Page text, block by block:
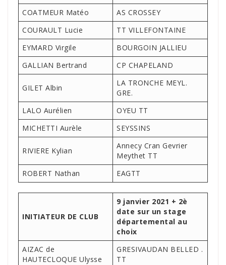
COATMEUR Matéo
AS CROSSEY
COURAULT Lucie
TT VILLEFONTAINE
EYMARD Virgile
BOURGOIN JALLIEU
GALLIAN Bertrand
CP CHAPELAND
GILET Albin
LA TRONCHE MEYL.
GRE.
LALO Aurélien
OYEU TT
MICHETTI Aurèle
SEYSSINS
RIVIERE Kylian
Annecy Cran Gevrier
Meythet TT
ROBERT Nathan
EAGTT
INITIATEUR DE CLUB
9 janvier 2021 + 2è
date sur un stage
départemental au
choix
AIZAC de
HAUTECLOQUE Ulysse
GRESIVAUDAN BELLED .
TT